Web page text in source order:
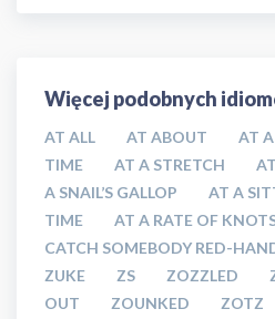
Więcej podobnych
AT ALL AT ABOUT AT
TIME
AT A STRETCH
A SNAIL’S GALLOP
AT A
TIME
AT A RATE OF
CATCH SOMEBODY RED-
ZUKE
ZS ZOZZLED
OUT
ZOUNKED ZOTZ